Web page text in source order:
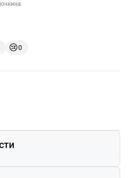
😢0